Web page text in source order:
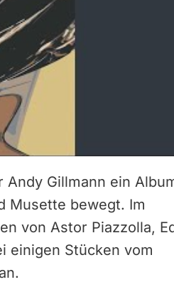
Gillmann ein
Musette bewegt. Im
von Astor Piazzolla,
einigen Stücken vom